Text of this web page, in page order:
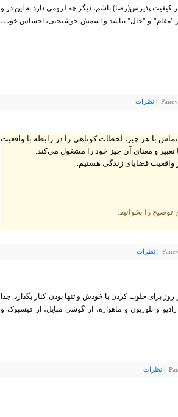
کیفیت پذیرش(رضا) باشم، دیگر چه لزومی دارد به این در و
"مقام" و "حال" نباشد و اسمش خوشبختی، احساس خوب،
نظرات
هر چیز، لحظات کوتاهی را در رابطه با واقعیت
و معنای آن چیز خود را مشغول می‌کند.
قضایای زندگی هستیم.
توضیح را بخوانید.
نظرات
برای خلوت کردن با خودش و تنها بودن کنار بگذارد. جدا
و تلوزیون و ماهواره، از گوشی مبایل، از فیسبوک و
نظرات